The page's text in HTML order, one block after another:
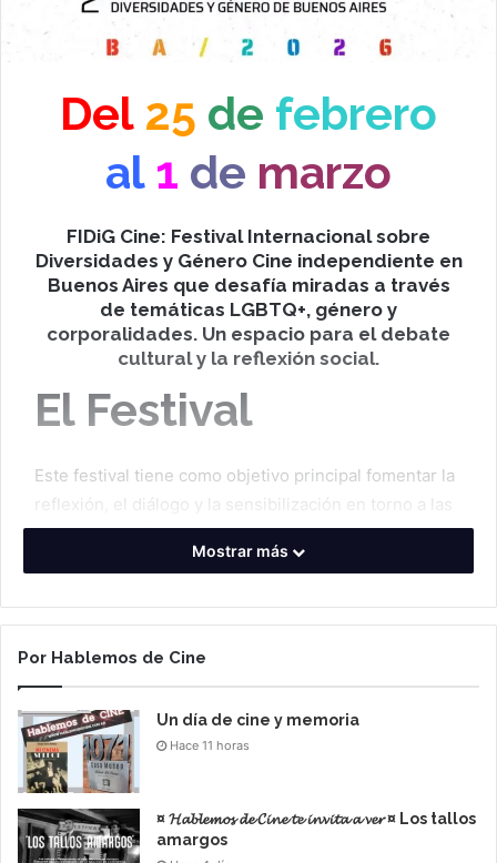
Del 25 de febrero
al1 de marzo
FIDiG Cine: Festival Internacional sobre
Diversidades y Género Cine independiente en
Buenos Aires que desafía miradas a través
de temáticas LGBTQ+, género y
corporalidades. Un espacio para el debate
cultural y la reflexión social.
El Festival
Este festival tiene como objetivo principal fomentar la
reflexión, el diálogo y la sensibilización en torno a las
temáticas de diversidad y género a través del cine.
eventos especiales, con la participación de cineastas,
del mundo.
Sobre el festival
Este festival tiene como objetivo principal fomentar la
Mostrar más
Por Hablemos de Cine
Un día de cine y memoria
Hace 11 horas
¤ 𝓗𝓪𝓫𝓵𝓮𝓶𝓸𝓼 𝓭𝓮 𝓒𝓲𝓷𝓮 𝓽𝓮 𝓲𝓷𝓿𝓲𝓽𝓪 𝓪 𝓿𝓮𝓻 ¤ Los tallos
amargos